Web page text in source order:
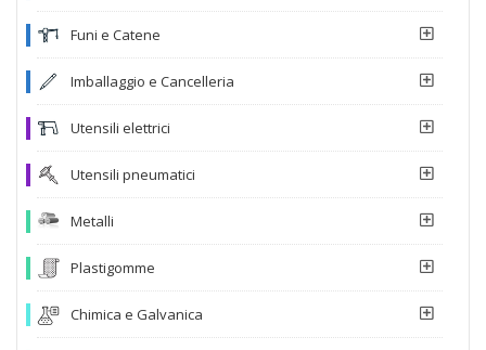
Funi e Catene
Imballaggio e Cancelleria
Utensili elettrici
Utensili pneumatici
Metalli
Plastigomme
Chimica e Galvanica